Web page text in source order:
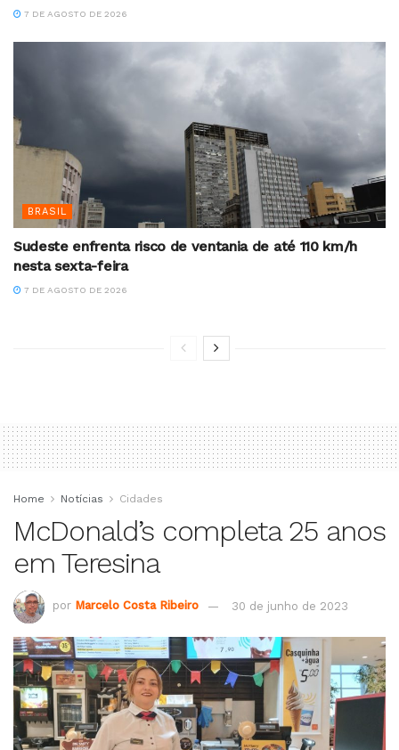
7 DE AGOSTO DE 2026
BRASIL
Sudeste enfrenta risco de ventania de até 110 km/h
nesta sexta-feira
7 DE AGOSTO DE 2026
Home Notícias Cidades
McDonald’s completa 25 anos
em Teresina
por Marcelo Costa Ribeiro 30 de junho de 2023